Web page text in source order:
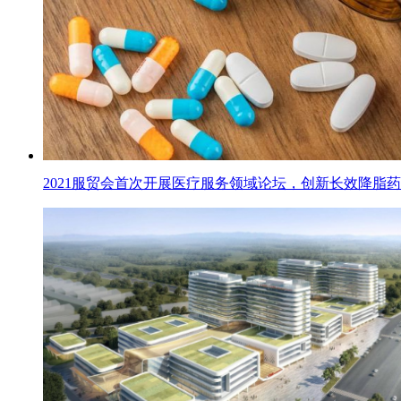
2021服贸会首次开展医疗服务领域论坛，创新长效降脂